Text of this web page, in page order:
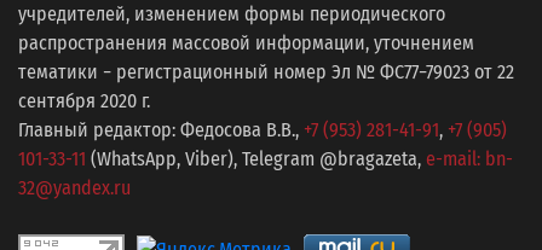
учредителей, изменением формы периодического
распространения массовой информации, уточнением
тематики − регистрационный номер Эл № ФС77−79023 от 22
сентября 2020 г.
Главный редактор: Федосова В.В., +7 (953) 281-41-91, +7 (905)
101-33-11 (WhatsApp, Viber), Telegram @bragazeta, e-mail: bn-
32@yandex.ru